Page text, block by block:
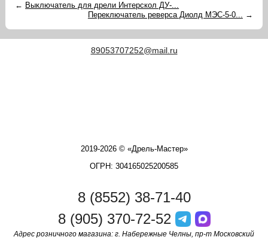
← Выключатель для дрели Интерскол ДУ-...
Переключатель реверса Диолд МЭС-5-0... →
89053707252@mail.ru
2019-2026 © «Дрель-Мастер»
ОГРН: 304165025200585
8 (8552) 38-71-40
8 (905) 370-72-52
Адрес розничного магазина: г. Набережные Челны, пр-т Московский